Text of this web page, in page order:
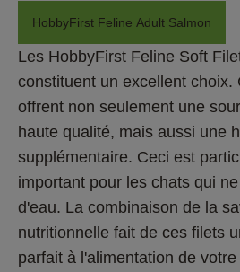
HobbyFirst Feline Adult Salmon
Les HobbyFirst Feline Soft
constituent un excellent choix.
offrent non seulement une
haute qualité, mais aussi une
supplémentaire. Ceci est
important pour les chats qui
d'eau. La combinaison de la
nutritionnelle fait de ces filets
parfait à l'alimentation de